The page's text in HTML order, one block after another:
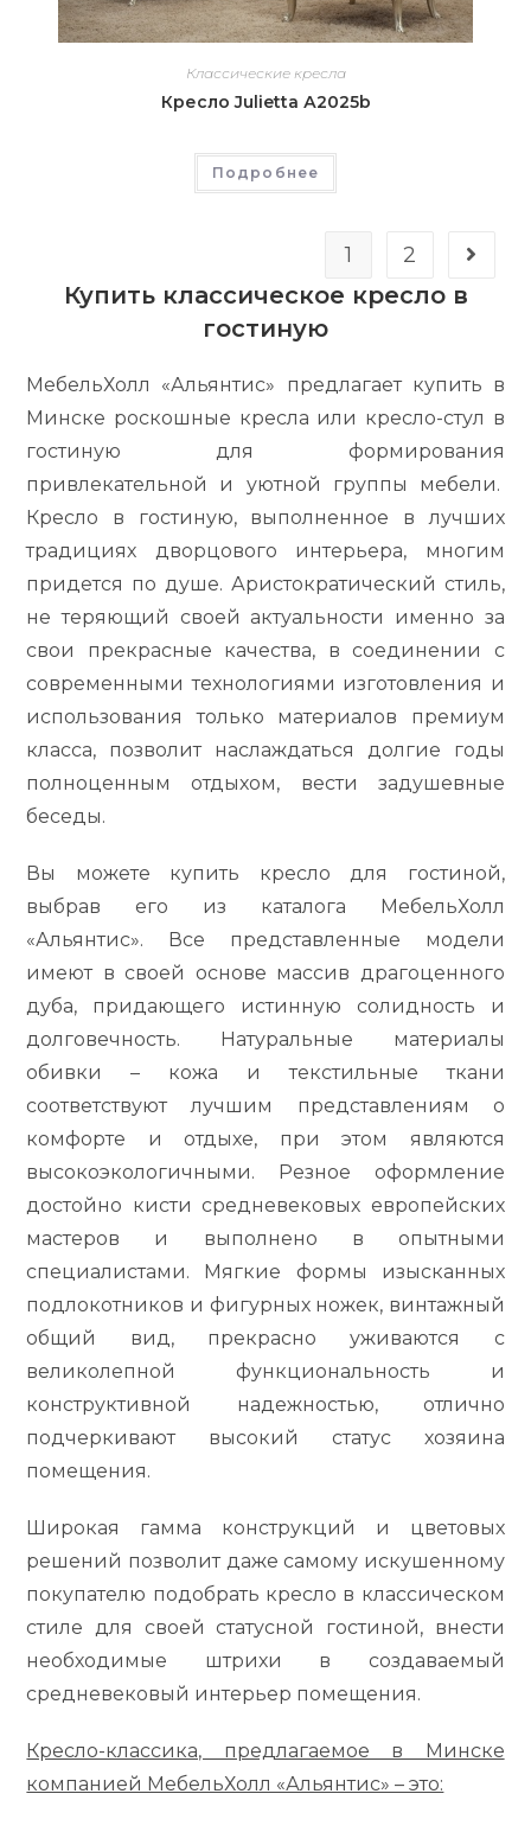
Классические кресла
Кресло Julietta А2025b
Подробнее
1 2
Купить классическое кресло в
гостиную
МебельХолл «Альянтис» предлагает купить в
Минске роскошные кресла или кресло-стул в
гостиную для формирования
привлекательной и уютной группы мебели.
Кресло в гостиную, выполненное в лучших
традициях дворцового интерьера, многим
придется по душе. Аристократический стиль,
не теряющий своей актуальности именно за
свои прекрасные качества, в соединении с
современными технологиями изготовления и
использования только материалов премиум
класса, позволит наслаждаться долгие годы
полноценным отдыхом, вести задушевные
беседы.
Вы можете купить кресло для гостиной,
выбрав его из каталога МебельХолл
«Альянтис». Все представленные модели
имеют в своей основе массив драгоценного
дуба, придающего истинную солидность и
долговечность. Натуральные материалы
обивки – кожа и текстильные ткани
соответствуют лучшим представлениям о
комфорте и отдыхе, при этом являются
высокоэкологичными. Резное оформление
достойно кисти средневековых европейских
мастеров и выполнено в опытными
специалистами. Мягкие формы изысканных
подлокотников и фигурных ножек, винтажный
общий вид, прекрасно уживаются с
великолепной функциональность и
конструктивной надежностью, отлично
подчеркивают высокий статус хозяина
помещения.
Широкая гамма конструкций и цветовых
решений позволит даже самому искушенному
покупателю подобрать кресло в классическом
стиле для своей статусной гостиной, внести
необходимые штрихи в создаваемый
средневековый интерьер помещения.
Кресло-классика, предлагаемое в Минске
компанией МебельХолл «Альянтис» – это: